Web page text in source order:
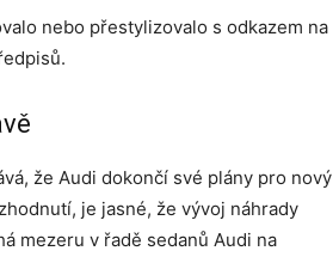
nebo přestylizovalo s odkazem na
že Audi dokončí své plány pro nový
je jasné, že vývoj náhrady
mezeru v řadě sedanů Audi na